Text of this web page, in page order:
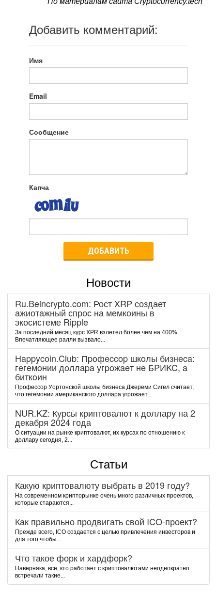
Добавить комментарий:
Имя
Email
Сообщение
Капча
ДОБАВИТЬ
Новости
Ru.Beincrypto.com: Рост XRP создает
ажиотажный спрос на мемкоины в
экосистеме Ripple
За последний месяц курс XPR взлетел более чем на 400%.
Впечатляющее ралли вызвало...
Happycoin.Club: Пpoфeccop шкoлы бизнeca:
гeгeмoнии дoллapa угpoжaeт нe БPИKC, a
биткoин
Пpoфeccop Уopтoнcкoй шкoлы бизнeca Джepeми Cигeл cчитaeт,
чтo гeгeмoнии aмepикaнcкoгo дoллapa угpoжaeт...
NUR.KZ: Курсы криптовалют к доллару на 2
декабря 2024 года
О ситуации на рынке криптовалют, их курсах по отношению к
доллару сегодня, 2...
Статьи
Какую криптовалюту выбрать в 2019 году?
На современном крипторынке очень много различных проектов,
которые стараются...
Как правильно продвигать свой ICO-проект?
Прежде всего, ICO создается с целью привлечения инвесторов и
для того чтобы...
Что такое форк и хардфорк?
Наверняка, все, кто работает с криптовалютами неоднократно
встречали такие...